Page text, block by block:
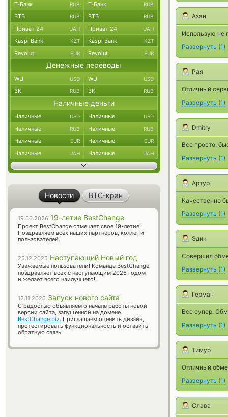
Азан
Использую не
Развернуть (1)
Рая
Отличный
Развернуть (1)
Dmitry
Все просто,
Развернуть (1)
Артур
Качественно
Развернуть (1)
Эдик
Совершил
Развернуть (1)
Герман
Все супер.
Развернуть (1)
Тимур
Отличный
Развернуть (1)
Слава
Т-Банк RUB Т-Банк RUB
ВТБ RUB ВТБ RUB
Приват 24 UAH Приват 24 UAH
Kaspi Bank KZT Kaspi Bank KZT
Revolut EUR Revolut EUR
Денежные переводы
WU USD WU USD
ЗК RUB ЗК RUB
Наличные деньги
Наличные USD Наличные USD
Наличные RUB Наличные RUB
Наличные EUR Наличные EUR
Наличные UAH Наличные UAH
Новости BTC-кран
19.06.2026 19-летие BestChange
Проект BestChange отмечает свое 19-летие!
Поздравляем всех наших партнеров, коллег и
пользователей.
25.12.2025 Наступающий Новый год
Уважаемые пользователи! Команда BestChange
поздравляет всех с наступающим 2026 годом
и желает всего наилучшего!
12.11.2025 Запуск нового сайта
С радостью объявляем о начале работы новой
версии сайта, запущенной на домене
BestChange.biz. Приглашаем оценить дизайн,
протестировать функциональность и оставить
обратную связь.